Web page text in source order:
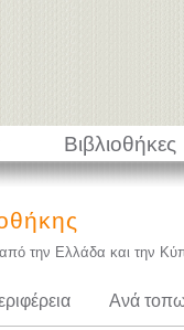
Βιβλιοθήκες
από την Ελλάδα και την
Ανά